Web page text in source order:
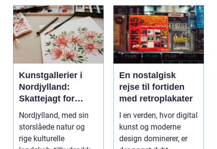
Kunstgallerier i
Nordjylland:
Skattejagt for
kunstentusiaster
Nordjylland, med sin
storslåede natur og
rige kulturelle
En nostalgisk
rejse til fortiden
med retroplakater
I en verden, hvor digital
kunst og moderne
design dominerer, er